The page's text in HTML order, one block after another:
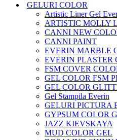
GELURI COLOR
Artistic Liner Gel
ARTISTIC MOLLY
CANNI NEW
CANNI PAINT
EVERIN MARBLE
EVERIN PLASTER
FSM COVER
GEL COLOR FSM
GEL COLOR
Gel Stampila Everin
GELURI PICTURA
GYPSUM COLOR
JAZZ KIEVSKAYA
MUD COLOR GEL